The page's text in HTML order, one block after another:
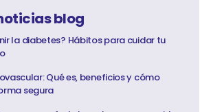
blog
la diabetes? Hábitos para cuidar tu
Qué es, beneficios y cómo
segura